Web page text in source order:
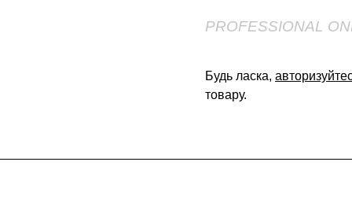
PROFESSIONAL
Будь ласка,
товару.